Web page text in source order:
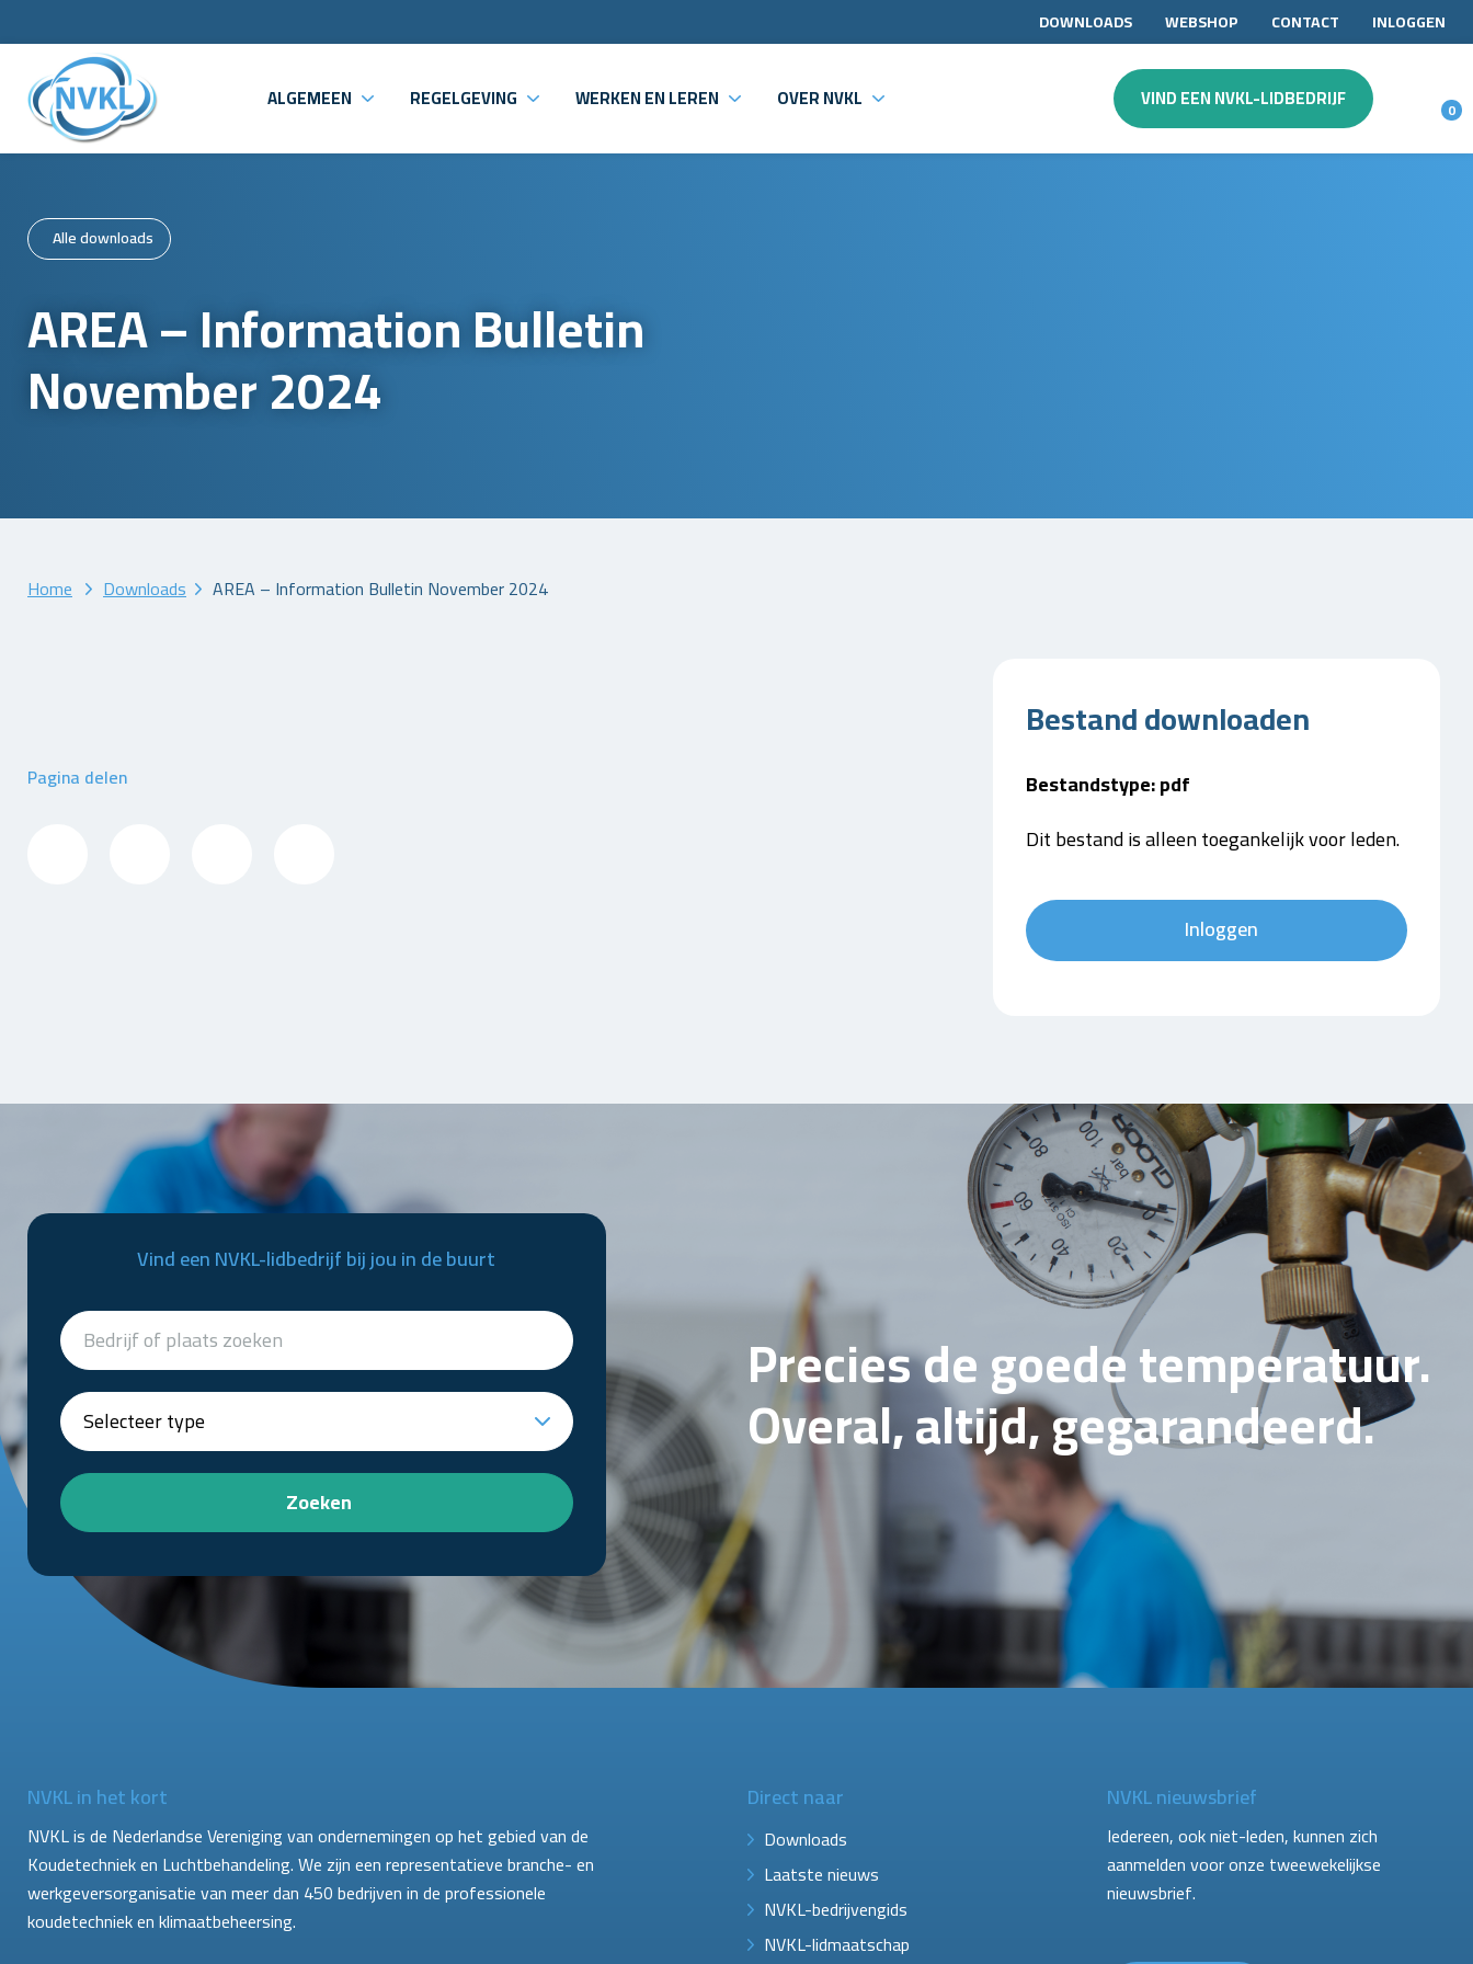
DOWNLOADS WEBSHOP CONTACT INLOGGEN
ALGEMEEN REGELGEVING WERKEN EN LEREN OVER NVKL VIND EEN NVKL-LIDBEDRIJF 0
Alle downloads
AREA – Information Bulletin
November 2024
Home Downloads AREA – Information Bulletin November 2024
Pagina delen
Bestand downloaden
Bestandstype: pdf
Dit bestand is alleen toegankelijk voor leden.
Inloggen
Vind een NVKL-lidbedrijf bij jou in de buurt
Zoeken
Precies de goede temperatuur.
Overal, altijd, gegarandeerd.
NVKL in het kort
NVKL is de Nederlandse Vereniging van ondernemingen op het gebied van de
Koudetechniek en Luchtbehandeling. We zijn een representatieve branche- en
werkgeversorganisatie van meer dan 450 bedrijven in de professionele
koudetechniek en klimaatbeheersing.
Direct naar
Downloads
Laatste nieuws
NVKL-bedrijvengids
NVKL-lidmaatschap
NVKL nieuwsbrief
Iedereen, ook niet-leden, kunnen zich
aanmelden voor onze tweewekelijkse
nieuwsbrief.